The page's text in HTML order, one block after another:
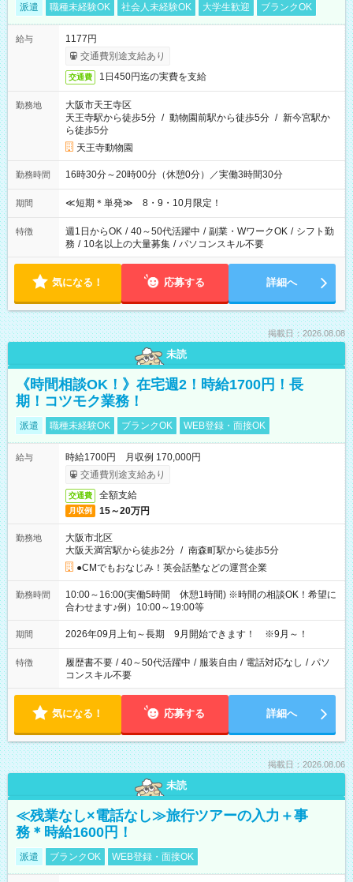
派遣 職種未経験OK 社会人未経験OK 大学生歓迎 ブランクOK
給与
1177円
交通費別途支給あり
交通費 1日450円迄の実費を支給
勤務地
大阪市天王寺区
天王寺駅から徒歩5分 / 動物園前駅から徒歩5分 / 新今宮駅か
ら徒歩5分
天王寺動物園
勤務時間 16時30分～20時00分（休憩0分）／実働3時間30分
期間 ≪短期＊単発≫ 8・9・10月限定！
特徴 週1日からOK / 40～50代活躍中 / 副業・WワークOK / シフト勤
務 / 10名以上の大量募集 / パソコンスキル不要
気になる！ 応募する 詳細へ
掲載日：2026.08.08
未読
《時間相談OK！》在宅週2！時給1700円！長
期！コツモク業務！
派遣 職種未経験OK ブランクOK WEB登録・面接OK
給与
時給1700円 月収例 170,000円
交通費別途支給あり
交通費 全額支給
月収例 15～20万円
勤務地
大阪市北区
大阪天満宮駅から徒歩2分 / 南森町駅から徒歩5分
●CMでもおなじみ！英会話塾などの運営企業
勤務時間
10:00～16:00(実働5時間 休憩1時間) ※時間の相談OK！希望に
合わせます♪例）10:00～19:00等
期間 2026年09月上旬～長期 9月開始できます！ ※9月～！
特徴 履歴書不要 / 40～50代活躍中 / 服装自由 / 電話対応なし / パソ
コンスキル不要
気になる！ 応募する 詳細へ
掲載日：2026.08.06
未読
≪残業なし×電話なし≫旅行ツアーの入力＋事
務＊時給1600円！
派遣 ブランクOK WEB登録・面接OK